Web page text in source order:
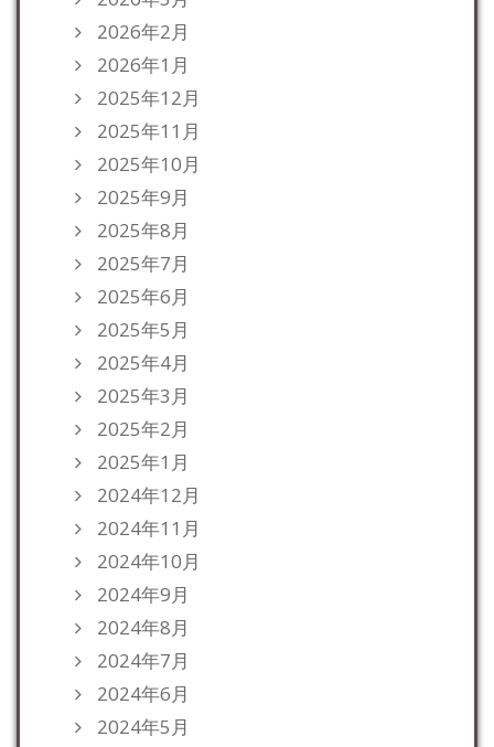
2026年2月
2026年1月
2025年12月
2025年11月
2025年10月
2025年9月
2025年8月
2025年7月
2025年6月
2025年5月
2025年4月
2025年3月
2025年2月
2025年1月
2024年12月
2024年11月
2024年10月
2024年9月
2024年8月
2024年7月
2024年6月
2024年5月